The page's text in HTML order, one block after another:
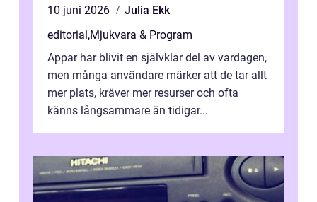
10 juni 2026
Julia Ekk
editorial,Mjukvara & Program
Appar har blivit en självklar del av vardagen,
men många användare märker att de tar allt
mer plats, kräver mer resurser och ofta
känns långsammare än tidigar...